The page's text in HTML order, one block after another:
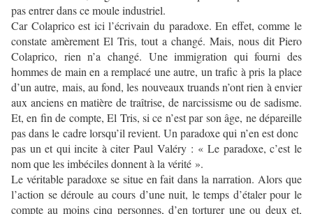
pas entrer dans ce moule industriel.
Car Colaprico est ici l’écrivain du paradoxe. En effet, comme le
constate amèrement El Tris, tout a changé. Mais, nous dit Piero
Colaprico, rien n’a changé. Une immigration qui fourni des
hommes de main en a remplacé une autre, un trafic à pris la place
d’un autre, mais, au fond, les nouveaux truands n’ont rien à envier
aux anciens en matière de traîtrise, de narcissisme ou de sadisme.
Et, en fin de compte, El Tris, si ce n’est par son âge, ne dépareille
pas dans le cadre lorsqu’il revient. Un paradoxe qui n’en est donc
pas un et qui incite à citer Paul Valéry : « Le paradoxe, c’est le
nom que les imbéciles donnent à la vérité ».
Le véritable paradoxe se situe en fait dans la narration. Alors que
l’action se déroule au cours d’une nuit, le temps d’étaler pour le
compte au moins cinq personnes, d’en torturer une ou deux et,